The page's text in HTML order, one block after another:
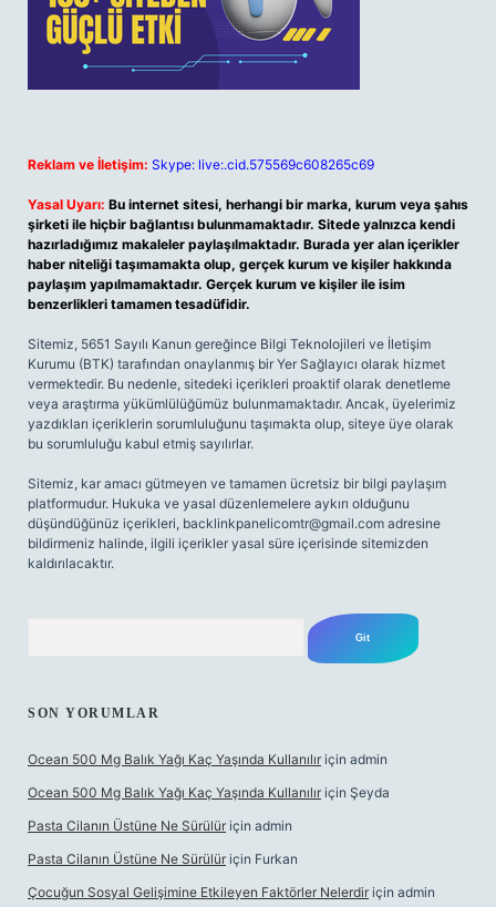
Reklam ve İletişim: Skype: live:.cid.575569c608265c69
Yasal Uyarı: Bu internet sitesi, herhangi bir marka, kurum veya şahıs
şirketi ile hiçbir bağlantısı bulunmamaktadır. Sitede yalnızca kendi
hazırladığımız makaleler paylaşılmaktadır. Burada yer alan içerikler
haber niteliği taşımamakta olup, gerçek kurum ve kişiler hakkında
paylaşım yapılmamaktadır. Gerçek kurum ve kişiler ile isim
benzerlikleri tamamen tesadüfidir.
Sitemiz, 5651 Sayılı Kanun gereğince Bilgi Teknolojileri ve İletişim
Kurumu (BTK) tarafından onaylanmış bir Yer Sağlayıcı olarak hizmet
vermektedir. Bu nedenle, sitedeki içerikleri proaktif olarak denetleme
veya araştırma yükümlülüğümüz bulunmamaktadır. Ancak, üyelerimiz
yazdıkları içeriklerin sorumluluğunu taşımakta olup, siteye üye olarak
bu sorumluluğu kabul etmiş sayılırlar.
Sitemiz, kar amacı gütmeyen ve tamamen ücretsiz bir bilgi paylaşım
platformudur. Hukuka ve yasal düzenlemelere aykırı olduğunu
düşündüğünüz içerikleri, backlinkpanelicomtr@gmail.com adresine
bildirmeniz halinde, ilgili içerikler yasal süre içerisinde sitemizden
kaldırılacaktır.
SON YORUMLAR
Ocean 500 Mg Balık Yağı Kaç Yaşında Kullanılır için admin
Ocean 500 Mg Balık Yağı Kaç Yaşında Kullanılır için Şeyda
Pasta Cilanın Üstüne Ne Sürülür için admin
Pasta Cilanın Üstüne Ne Sürülür için Furkan
Çocuğun Sosyal Gelişimine Etkileyen Faktörler Nelerdir için admin